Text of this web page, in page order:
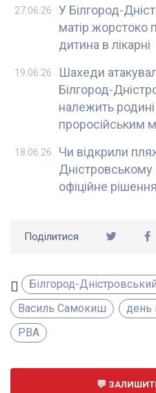
У Білгород-
матір жорстоко
дитина в лікарні
27.06.26
Шахеди
Білгород-
належить
проросійським
19.06.26
Чи відкрили
Дністровському
офіційне рішення
18.06.26
Поділитися
Білгород-
Василь Самокиш
день
РВА